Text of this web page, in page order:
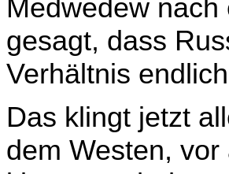
Medwedew
gesagt, dass
Verhältnis
Das klingt jetzt
dem Westen,